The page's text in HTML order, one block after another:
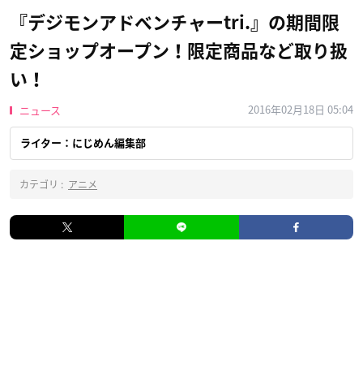
『デジモンアドベンチャーtri.』の期間限
定ショップオープン！限定商品など取り扱
い！
ニュース 2016年02月18日 05:04
ライター：にじめん編集部
カテゴリ : アニメ